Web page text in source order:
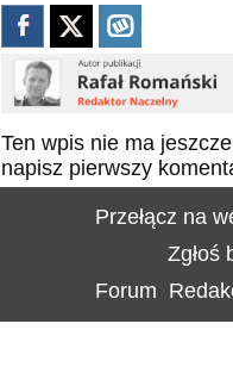
Ten wpis nie ma
napisz pierwszy
Przełącz na
Zgłoś
Forum